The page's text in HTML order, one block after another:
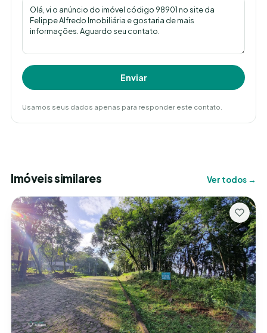
Enviar
Usamos seus dados apenas para responder este contato.
Imóveis similares Ver todos →